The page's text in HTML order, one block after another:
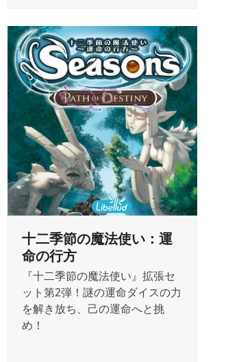
十二季節の魔法使い：運
命の行方
『十二季節の魔法使い』拡張セ
ット第2弾！謎の運命ダイスの力
を解き放ち、己の運命へと挑
め！